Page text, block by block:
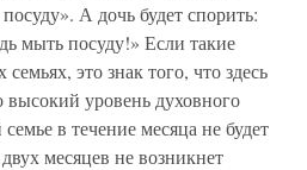
А дочь будет спорить:
мыть посуду!» Если такие
это знак того, что здесь
высокий уровень духовного
в течение месяца не будет
месяцев не возникнет